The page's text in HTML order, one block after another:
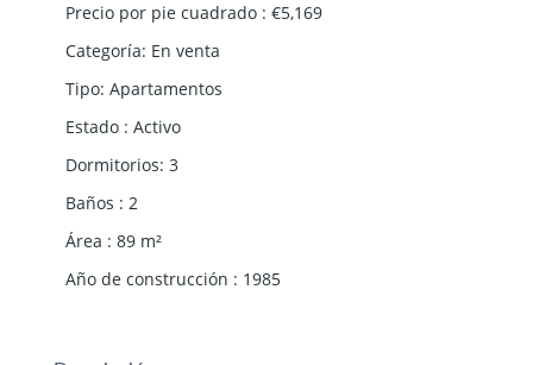
Precio por pie cuadrado : €5,169
Categoría: En venta
Tipo: Apartamentos
Estado : Activo
Dormitorios: 3
Baños : 2
Área : 89 m²
Año de construcción : 1985